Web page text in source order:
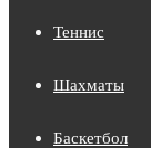
Теннис
Шахматы
Баскетбол